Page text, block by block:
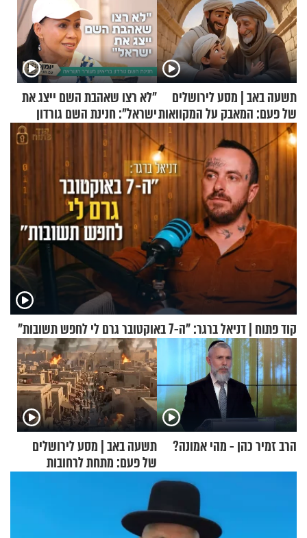
תשעה באב | מסע לירושלים
של פעם: המאבק על המקוואות
"לא רצו שאהבת השם ייצג את
ישראל": חנינת השם גורדון
בריאיון מעורר השראה
קוד פתוח | דניאל ברגר: "ה-7 באוקטובר גרם לי לחפש תשובות"
הרב זמיר כהן - מהי אמונה?
תשעה באב | מסע לירושלים
של פעם: מתחת לרחובות
ירושלים